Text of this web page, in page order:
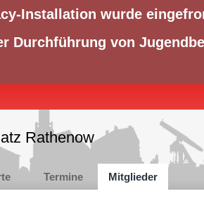
Installation wurde
Durchführung von
Rathenow
Termine Mitglieder